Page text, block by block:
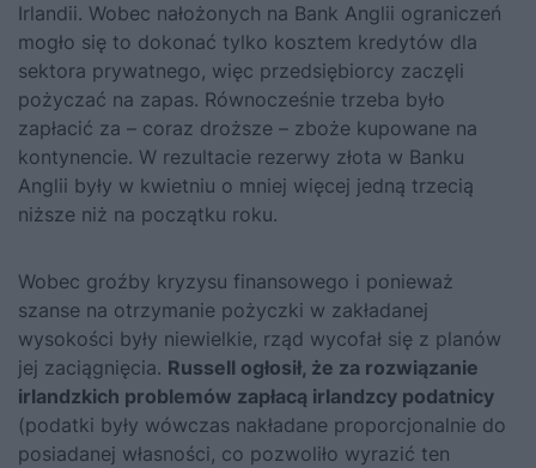
Irlandii. Wobec nałożonych na Bank Anglii ograniczeń
mogło się to dokonać tylko kosztem kredytów dla
sektora prywatnego, więc przedsiębiorcy zaczęli
pożyczać na zapas. Równocześnie trzeba było
zapłacić za – coraz droższe – zboże kupowane na
kontynencie. W rezultacie rezerwy złota w Banku
Anglii były w kwietniu o mniej więcej jedną trzecią
niższe niż na początku roku.
Wobec groźby kryzysu finansowego i ponieważ
szanse na otrzymanie pożyczki w zakładanej
wysokości były niewielkie, rząd wycofał się z planów
jej zaciągnięcia. Russell ogłosił, że za rozwiązanie
irlandzkich problemów zapłacą irlandzcy podatnicy
(podatki były wówczas nakładane proporcjonalnie do
posiadanej własności, co pozwoliło wyrazić ten